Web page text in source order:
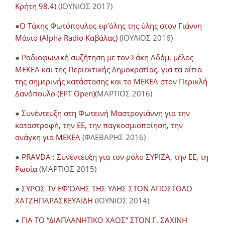
Κρήτη 98.4) (ΙΟΥΝΙΟΣ 2017)
●O Τάκης Φωτόπουλος εφ’όλης της ύλης στον Γιάννη
Μάνιο (Alpha Radio Καβάλας) (ΙΟΥΛΙΟΣ 2016)
● Ραδιοφωνική συζήτηση με τον Σάκη Αδάμ, μέλος
ΜΕΚΕΑ και της Περιεκτικής Δημοκρατίας, για τα αίτια
της σημερινής κατάστασης και το ΜΕΚΕΑ στον Περικλή
Δανόπουλο (ΕΡΤ Open)(ΜΑΡΤΙΟΣ 2016)
● Συνέντευξη στη Φωτεινή Μαστρογιάννη για την
καταστροφή, την ΕΕ, την παγκοσμιοποίηση, την
ανάγκη για ΜΕΚΕΑ (ΦΛΕΒΑΡΗΣ 2016)
● PRAVDA : Συνέντευξη για τον ρόλο ΣΥΡΙΖΑ, την ΕΕ, τη
Ρωσία (ΜΑΡΤΙΟΣ 2015)
● ΣΥΡΟΣ TV ΕΦ’ΟΛΗΣ ΤΗΣ ΥΛΗΣ ΣΤΟΝ ΑΠΟΣΤΟΛΟ
ΧΑΤΖΗΠΑΡΑΣΚΕΥΑΪΔΗ (ΙΟΥΝΙΟΣ 2014)
● ΓΙΑ ΤΟ “ΔΙΑΠΛΑΝΗΤΙΚΟ ΧΑΟΣ” ΣΤΟΝ Γ. ΣΑΧΙΝΗ